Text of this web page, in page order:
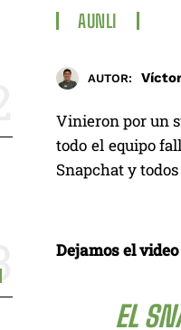
AUNLI
AUTOR:
Vinieron por un
todo el equipo
Snapchat y
Dejamos el
EL